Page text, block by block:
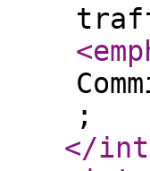
;
</